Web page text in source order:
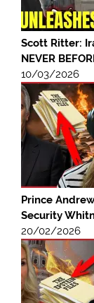
Scott Ritter:
NEVER
10/03/2026
Prince
Security
20/02/2026